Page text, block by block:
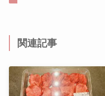
関連記事